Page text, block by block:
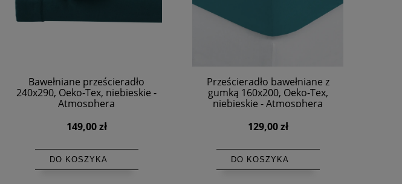
Bawełniane prześcieradło
240x290, Oeko-Tex, niebieskie -
Atmosphera
149,00 zł
DO KOSZYKA
Prześcieradło bawełniane z
gumką 160x200, Oeko-Tex,
niebieskie - Atmosphera
129,00 zł
DO KOSZYKA